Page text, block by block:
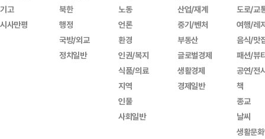
기고
시사만평
북한
행정
국방/외교
정치일반
노동
언론
환경
인권/복지
식품/의료
지역
인물
사회일반
산업/재계
중기/벤처
부동산
글로벌경제
생활경제
경제일반
도로/교
여행/레
음식/맛
패션/뷰
공연/전
책
종교
날씨
생활문